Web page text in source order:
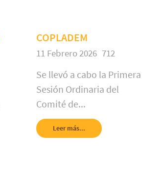
COPLADEM
11 Febrero 2026 712
Se llevó a cabo la Primera
Sesión Ordinaria del
Comité de...
Leer más...